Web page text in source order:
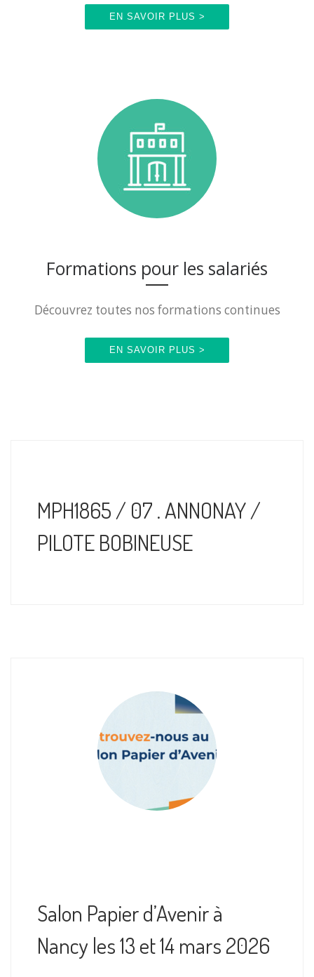
EN SAVOIR PLUS >
Formations pour les salariés
Découvrez toutes nos formations continues
EN SAVOIR PLUS >
MPH1865 / 07 . ANNONAY /
PILOTE BOBINEUSE
Salon Papier d’Avenir à
Nancy les 13 et 14 mars 2026